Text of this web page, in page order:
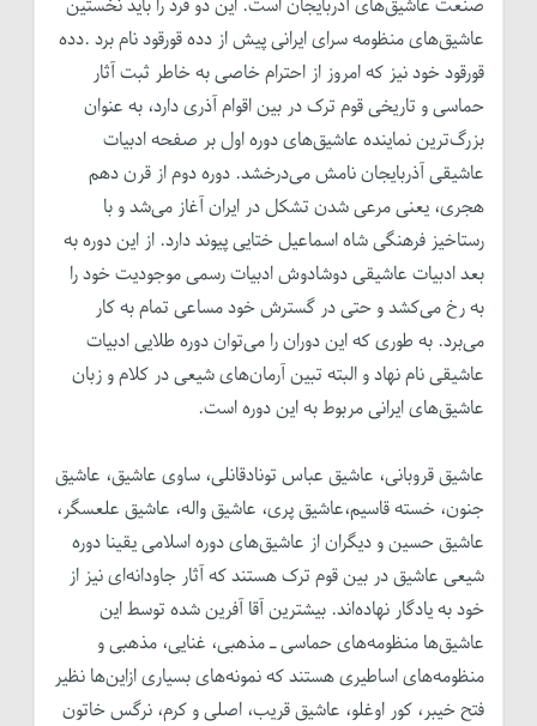
عاشیق‌های منظومه سرای ایرانی پیش از د‌ده قورقود نام برد .د‌ده
قورقود خود نیز که امروز از احترام خاصی به خاطر ثبت آثار
حماسی و تاریخی قوم ترک در بین اقوام آذری دارد، به عنوان
بزرگ‌ترین نماینده عاشیق‌های دوره اول بر صفحه ادبیات
عاشیقی آذربایجان نامش می‌درخشد. دوره دوم از قرن دهم
هجری، یعنی مرعی شدن تشکل در ایران آغاز می‌شد و با
رستاخیز فرهنگی شاه اسماعیل ختایی پیوند دارد. از این دوره به
بعد ادبیات عاشیقی دوشادوش ادبیات رسمی موجودیت خود را
به رخ می‌کشد و حتی در گسترش خود مساعی تمام به کار
می‌برد. به طوری که این دوران را می‌توان دوره طلایی ادبیات
عاشیقی نام نهاد و البته تبین آرمان‌های شیعی در کلام و زبان
عاشیق‌های ایرانی مربوط به این دوره است.
عاشیق قروبانی، عاشیق عباس تونادقانلی، ساوی عاشیق، عاشیق
جنون، خسته قاسیم،عاشیق پری، عاشیق واله، عاشیق علعسگر،
عاشیق حسین و دیگران از عاشیق‌های دوره اسلامی یقینا دوره
شیعی عاشیق در بین قوم ترک هستند که آثار جاودانه‌ای نیز از
خود به یادگار نهاده‌اند. بیشترین آقا آفرین شده توسط این
عاشیق‌ها منظومه‌های حماسی ـ مذهبی، غنایی، مذهبی و
منظومه‌های اساطیری هستند که نمونه‌های بسیاری ازاین‌ها نظیر
فتح خیبر، کور اوغلو، عاشیق قریب، اصلی و کرم، نرگس خاتون